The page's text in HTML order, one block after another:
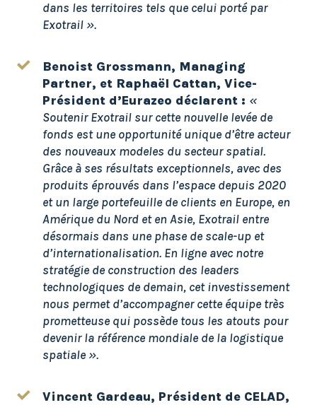
dans les territoires tels que celui porté par
Exotrail ».
Benoist Grossmann, Managing
Partner, et Raphaël Cattan, Vice-
Président d’Eurazeo déclarent : «
Soutenir Exotrail sur cette nouvelle levée de
fonds est une opportunité unique d’être acteur
des nouveaux modeles du secteur spatial.
Grâce à ses résultats exceptionnels, avec des
produits éprouvés dans l’espace depuis 2020
et un large portefeuille de clients en Europe, en
Amérique du Nord et en Asie, Exotrail entre
désormais dans une phase de scale-up et
d’internationalisation. En ligne avec notre
stratégie de construction des leaders
technologiques de demain, cet investissement
nous permet d’accompagner cette équipe très
prometteuse qui possède tous les atouts pour
devenir la référence mondiale de la logistique
spatiale ».
Vincent Gardeau, Président de CELAD,